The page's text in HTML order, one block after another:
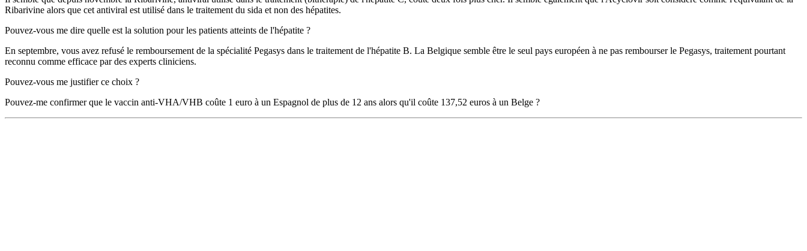
Ribarivine alors que cet antiviral est utilisé dans le traitement du sida et non des hépatites.
Pouvez-vous me dire quelle est la solution pour les patients atteints de l'hépatite ?
En septembre, vous avez refusé le remboursement de la spécialité Pegasys dans le traitement de l'hépatite B. La Belgique semble être le seul pays européen à ne pas rembourser le Pegasys, traitement pourtant
reconnu comme efficace par des experts cliniciens.
Pouvez-vous me justifier ce choix ?
Pouvez-me confirmer que le vaccin anti-VHA/VHB coûte 1 euro à un Espagnol de plus de 12 ans alors qu'il coûte 137,52 euros à un Belge ?